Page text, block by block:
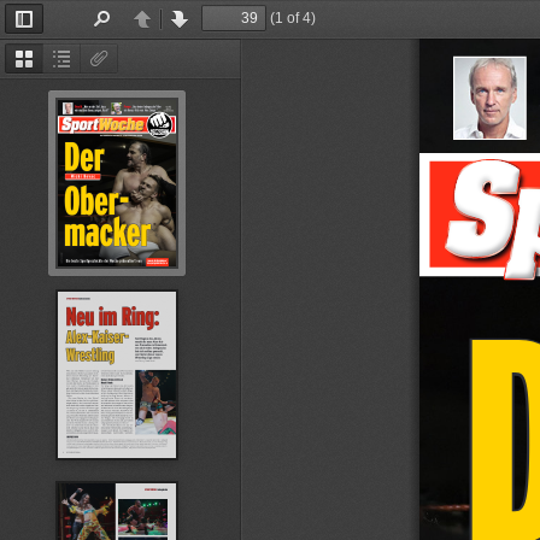
ThumbnailsDocument
Outline
Toggle
Sidebar
PreviousNext
(1 of 4)